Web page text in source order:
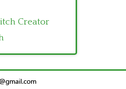
Creator